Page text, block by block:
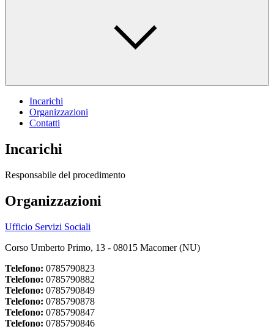
Incarichi
Organizzazioni
Contatti
Incarichi
Responsabile del procedimento
Organizzazioni
Ufficio Servizi Sociali
Corso Umberto Primo, 13 - 08015 Macomer (NU)
Telefono: 0785790823
Telefono: 0785790882
Telefono: 0785790849
Telefono: 0785790878
Telefono: 0785790847
Telefono: 0785790846